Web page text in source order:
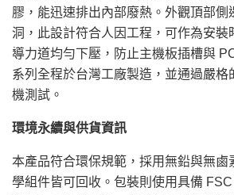
膠，能迅速排出內部廢熱。外觀頂部側
洞，此設計符合人因工程，可作為安裝
導力道均勻下壓，防止主機板插槽與
系列全程於台灣工廠製造，並通過嚴格
機測試。
環境永續與供貨資訊
本產品符合環保規範，採用無鉛與無鹵
學組件皆可回收。包裝則使用具備